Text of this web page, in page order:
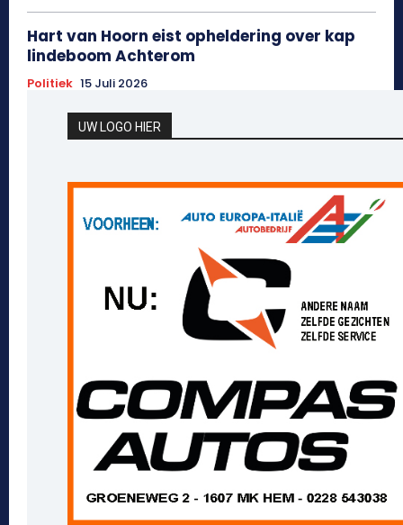
Hart van Hoorn eist opheldering over kap
lindeboom Achterom
Politiek 15 Juli 2026
UW LOGO HIER